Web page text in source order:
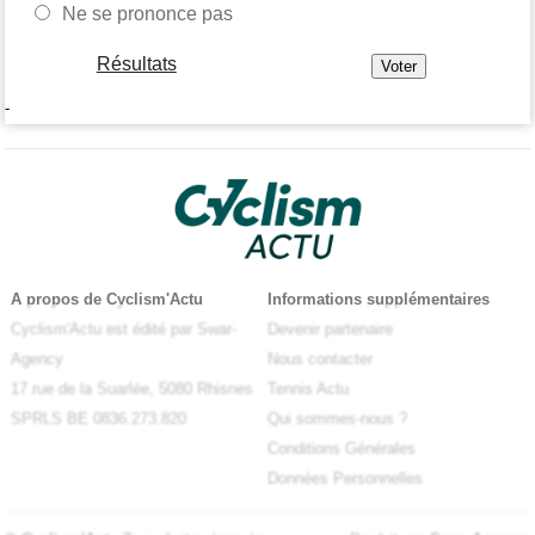
Ne se prononce pas
Résultats
-
A propos de Cyclism'Actu
Cyclism'Actu est édité par Swar-
Agency
17 rue de la Suarlée, 5080 Rhisnes
SPRLS BE 0836.273.820
Informations supplémentaires
Devenir partenaire
Nous contacter
Tennis Actu
Qui sommes-nous ?
Conditions Générales
Données Personnelles